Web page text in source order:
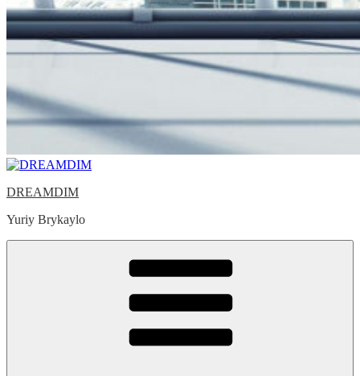
DREAMDIM
Yuriy Brykaylo